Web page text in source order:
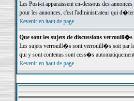
Les Post-it apparaissent en-dessous des
pour les annonces, c'est l'administrateur qui
Revenir en haut de page
Que sont les sujets de discussions verrouill�s
Les sujets verrouill�s sont verrouill�s soit par
qui y sont contenus sont cess�s
Revenir en haut de page